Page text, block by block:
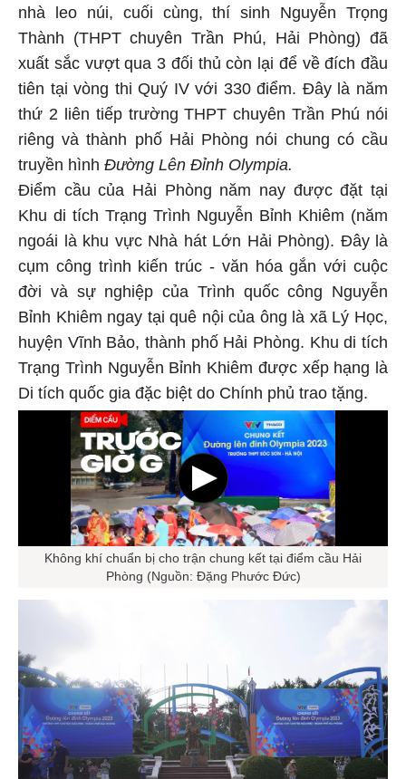
nhà leo núi, cuối cùng, thí sinh Nguyễn Trọng
Thành (THPT chuyên Trần Phú, Hải Phòng) đã
xuất sắc vượt qua 3 đối thủ còn lại để về đích đầu
tiên tại vòng thi Quý IV với 330 điểm. Đây là năm
thứ 2 liên tiếp trường THPT chuyên Trần Phú nói
riêng và thành phố Hải Phòng nói chung có cầu
truyền hình Đường Lên Đỉnh Olympia.
Điểm cầu của Hải Phòng năm nay được đặt tại
Khu di tích Trạng Trình Nguyễn Bỉnh Khiêm (năm
ngoái là khu vực Nhà hát Lớn Hải Phòng). Đây là
cụm công trình kiến trúc - văn hóa gắn với cuộc
đời và sự nghiệp của Trình quốc công Nguyễn
Bỉnh Khiêm ngay tại quê nội của ông là xã Lý Học,
huyện Vĩnh Bảo, thành phố Hải Phòng. Khu di tích
Trạng Trình Nguyễn Bỉnh Khiêm được xếp hạng là
Di tích quốc gia đặc biệt do Chính phủ trao tặng.
Không khí chuẩn bị cho trận chung kết tại điểm cầu Hải
Phòng (Nguồn: Đặng Phước Đức)